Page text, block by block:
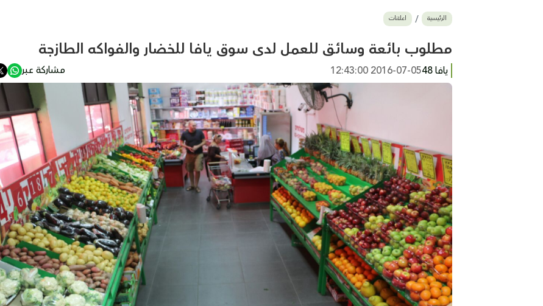
الرئيسية اعلانات
مطلوب بائعة وسائق للعمل لدى سوق يافا للخضار والفواكه الطازجة
يافا 48 2016-07-05 12:43:00 مشاركة عبر